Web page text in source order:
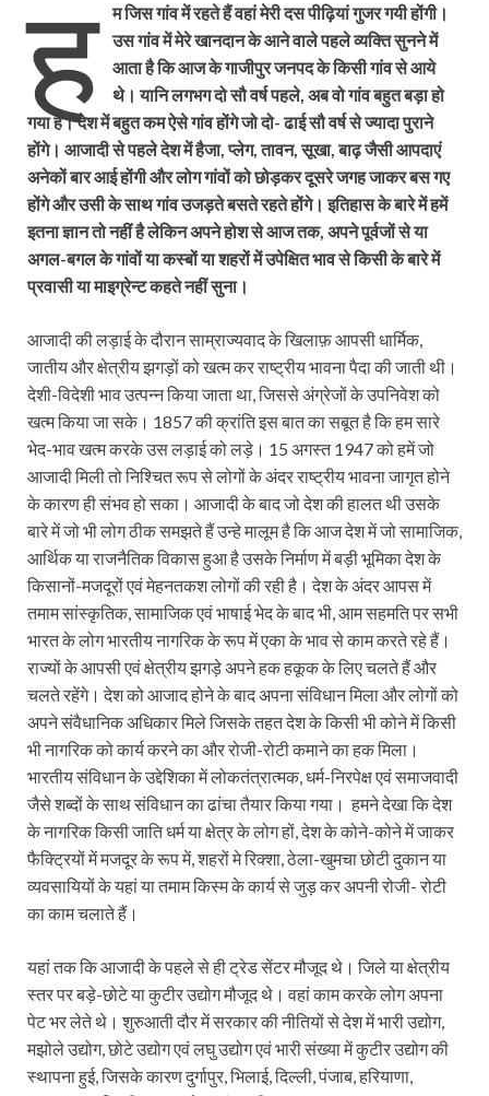
ह
म जिस गांव में रहते हैं वहां मेरी दस पीढ़ियां गुजर गयी होंगी।
उस गांव में मेरे खानदान के आने वाले पहले व्यक्ति सुनने में
आता है कि आज के गाजीपुर जनपद के किसी गांव से आये
थे। यानि लगभग दो सौ वर्ष पहले, अब वो गांव बहुत बड़ा हो
गया है। देश में बहुत कम ऐसे गांव होंगे जो दो- ढाई सौ वर्ष से ज्यादा पुराने
होंगे। आजादी से पहले देश में हैजा, प्लेग, तावन, सूखा, बाढ़ जैसी आपदाएं
अनेकों बार आई होंगी और लोग गांवों को छोड़कर दूसरे जगह जाकर बस गए
होंगे और उसी के साथ गांव उजड़ते बसते रहते होंगे। इतिहास के बारे में हमें
इतना ज्ञान तो नहीं है लेकिन अपने होश से आज तक, अपने पूर्वजों से या
अगल-बगल के गांवों या कस्बों या शहरों में उपेक्षित भाव से किसी के बारे में
प्रवासी या माइग्रेन्ट कहते नहीं सुना।
आजादी की लड़ाई के दौरान साम्राज्यवाद के खिलाफ़ आपसी धार्मिक,
जातीय और क्षेत्रीय झगड़ों को खत्म कर राष्ट्रीय भावना पैदा की जाती थी।
देशी-विदेशी भाव उत्पन्न किया जाता था, जिससे अंग्रेजों के उपनिवेश को
खत्म किया जा सके। 1857 की क्रांति इस बात का सबूत है कि हम सारे
भेद-भाव खत्म करके उस लड़ाई को लड़े। 15 अगस्त 1947 को हमें जो
आजादी मिली तो निश्चित रूप से लोगों के अंदर राष्ट्रीय भावना जागृत होने
के कारण ही संभव हो सका। आजादी के बाद जो देश की हालत थी उसके
बारे में जो भी लोग ठीक समझते हैं उन्हे मालूम है कि आज देश में जो सामाजिक,
आर्थिक या राजनैतिक विकास हुआ है उसके निर्माण में बड़ी भूमिका देश के
किसानों-मजदूरों एवं मेहनतकश लोगों की रही है। देश के अंदर आपस में
तमाम सांस्कृतिक, सामाजिक एवं भाषाई भेद के बाद भी, आम सहमति पर सभी
भारत के लोग भारतीय नागरिक के रूप में एका के भाव से काम करते रहे हैं।
राज्यों के आपसी एवं क्षेत्रीय झगड़े अपने हक हकूक के लिए चलते हैं और
चलते रहेंगे। देश को आजाद होने के बाद अपना संविधान मिला और लोगों को
अपने संवैधानिक अधिकार मिले जिसके तहत देश के किसी भी कोने में किसी
भी नागरिक को कार्य करने का और रोजी-रोटी कमाने का हक मिला।
भारतीय संविधान के उद्देशिका में लोकतंत्रात्मक, धर्म-निरपेक्ष एवं समाजवादी
जैसे शब्दों के साथ संविधान का ढांचा तैयार किया गया। हमने देखा कि देश
के नागरिक किसी जाति धर्म या क्षेत्र के लोग हों, देश के कोने-कोने में जाकर
फैक्ट्रियों में मजदूर के रूप में, शहरों मे रिक्शा, ठेला-खुमचा छोटी दुकान या
व्यवसायियों के यहां या तमाम किस्म के कार्य से जुड़ कर अपनी रोजी- रोटी
का काम चलाते हैं।
यहां तक कि आजादी के पहले से ही ट्रेड सेंटर मौजूद थे। जिले या क्षेत्रीय
स्तर पर बड़े-छोटे या कुटीर उद्योग मौजूद थे। वहां काम करके लोग अपना
पेट भर लेते थे। शुरुआती दौर में सरकार की नीतियों से देश में भारी उद्योग,
मझोले उद्योग, छोटे उद्योग एवं लघु उद्योग एवं भारी संख्या में कुटीर उद्योग की
स्थापना हुई, जिसके कारण दुर्गापुर, भिलाई, दिल्ली, पंजाब, हरियाणा,